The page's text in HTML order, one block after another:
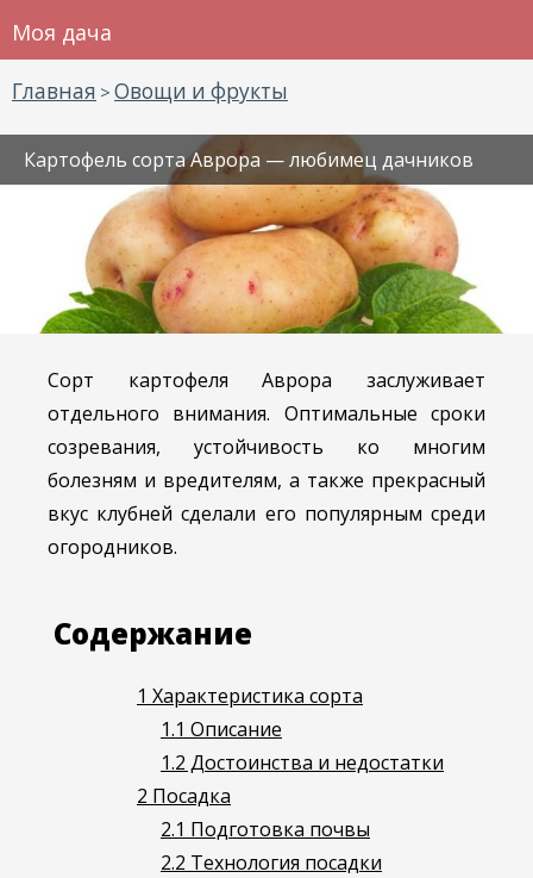
Моя дача
Главная > Овощи и фрукты
Картофель сорта Аврора — любимец дачников
Сорт картофеля Аврора заслуживает
отдельного внимания. Оптимальные сроки
созревания, устойчивость ко многим
болезням и вредителям, а также прекрасный
вкус клубней сделали его популярным среди
огородников.
Содержание
1 Характеристика сорта
1.1 Описание
1.2 Достоинства и недостатки
2 Посадка
2.1 Подготовка почвы
2.2 Технология посадки